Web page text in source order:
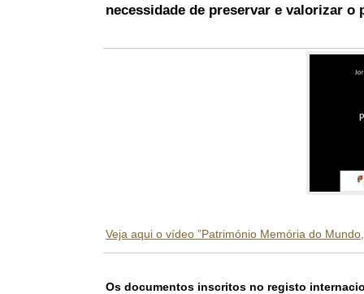
necessidade de preservar e valorizar o
Veja aqui o vídeo ”Património Memória do
Os documentos inscritos no registo